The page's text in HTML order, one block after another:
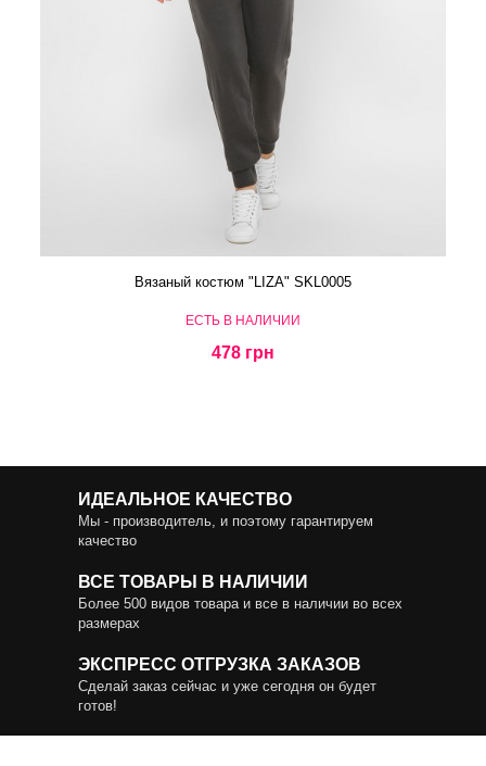
Вязаный костюм "LIZA" SKL0005
ЕСТЬ В НАЛИЧИИ
478 грн
ИДЕАЛЬНОЕ КАЧЕСТВО
Мы - производитель, и поэтому гарантируем
качество
ВСЕ ТОВАРЫ В НАЛИЧИИ
Более 500 видов товара и все в наличии во всех
размерах
ЭКСПРЕСС ОТГРУЗКА ЗАКАЗОВ
Сделай заказ сейчас и уже сегодня он будет
готов!